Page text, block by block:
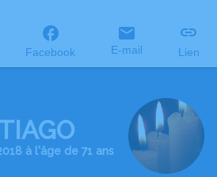
Facebook E-mail Lien
à l'âge de 71 ans